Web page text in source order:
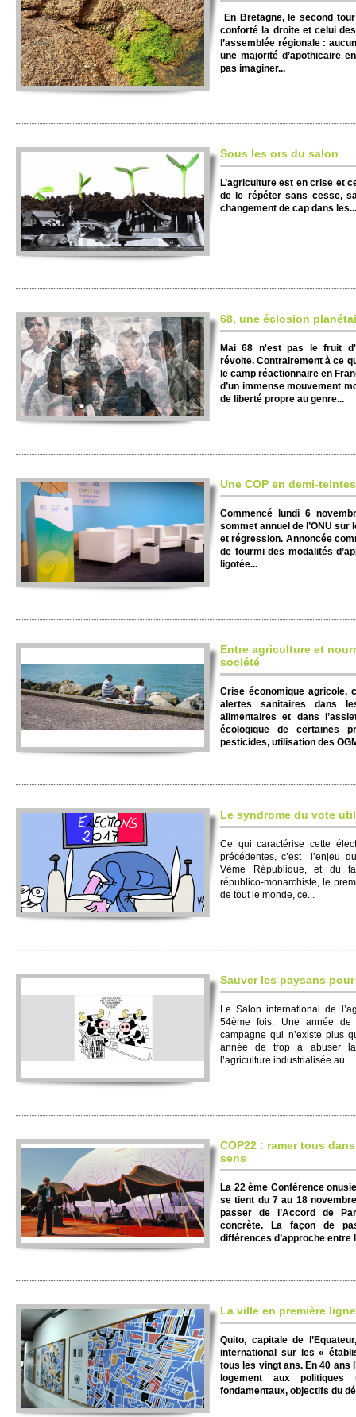
En Bre­tagne, le se­cond
conforté la dro­ite et celui
l’asse­mblée régionale :
une majorité d’apo­thi­caire
pas imaginer...
Sous les ors du salon
L’agri­culture est en crise et
de le répéter sans cesse,
change­ment de cap dans les...
68, une éclosion
Mai 68 n'est pas le fruit
révolte. Contraire­ment à ce
le camp réacti­onnaire en
d’un immense mouve­ment
de liberté propre au genre...
Une COP en demi-teintes
Commencé lundi 6
sommet annuel de l’ONU
et régression. Annoncée
de fourmi des modalités
ligotée...
Entre agriculture et
société
Crise économique agricole,
alertes sanitaires dans
alimentaires et dans
écologique de certaines
pesticides, utilisation des
Le syndrome du vote
Ce qui caractérise cette
précédentes, c’est l’enjeu
Vème République, et du
républico-monarchiste, le
de tout le monde, ce...
Sauver les paysans
Le Salon international de
54ème fois. Une année
campagne qui n’existe plus
année de trop à abuser
l’agriculture industrialisée au...
COP22 : ramer tous
sens
La 22 ème Conférence
se tient du 7 au 18
passer de l’Accord de
concrète. La façon de
différences d’approche entre
La ville en première ligne
Quito, capitale de
international sur les «
tous les vingt ans. En 40 ans
logement aux politiques
fondamentaux, objectifs du